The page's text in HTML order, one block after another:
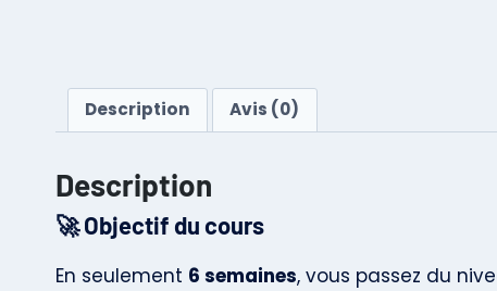
Description Avis (0)
Description
🚀Objectif du cours
En seulement 6 semaines, vous passez du